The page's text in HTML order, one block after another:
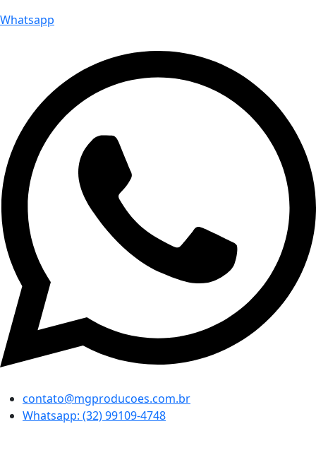
Whatsapp
contato@mgproducoes.com.br
Whatsapp: (32) 99109-4748